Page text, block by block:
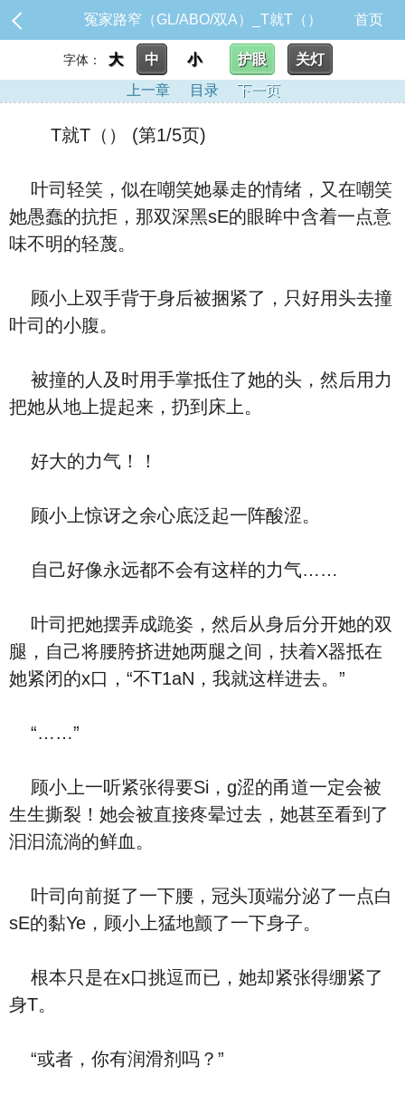
冤家路窄（GL/ABO/双A）_T就T（） 首页
字体： 大 中 小 护眼
关灯
上一章
目录 下一页
T就T（） (第1/5页)
叶司轻笑，似在嘲笑她暴走的情绪，又在嘲笑
她愚蠢的抗拒，那双深黑sE的眼眸中含着一点意
味不明的轻蔑。
顾小上双手背于身后被捆紧了，只好用头去撞
叶司的小腹。
被撞的人及时用手掌抵住了她的头，然后用力
把她从地上提起来，扔到床上。
好大的力气！！
顾小上惊讶之余心底泛起一阵酸涩。
自己好像永远都不会有这样的力气……
叶司把她摆弄成跪姿，然后从身后分开她的双
腿，自己将腰胯挤进她两腿之间，扶着X器抵在
她紧闭的x口，“不T1aN，我就这样进去。”
“……”
顾小上一听紧张得要Si，g涩的甬道一定会被
生生撕裂！她会被直接疼晕过去，她甚至看到了
汩汩流淌的鲜血。
叶司向前挺了一下腰，冠头顶端分泌了一点白
sE的黏Ye，顾小上猛地颤了一下身子。
根本只是在x口挑逗而已，她却紧张得绷紧了
身T。
“或者，你有润滑剂吗？”